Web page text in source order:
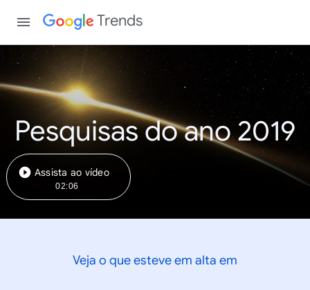
Trends
Pesquisas do ano 2019
Assista ao vídeo
02:06
Veja o que esteve em alta em